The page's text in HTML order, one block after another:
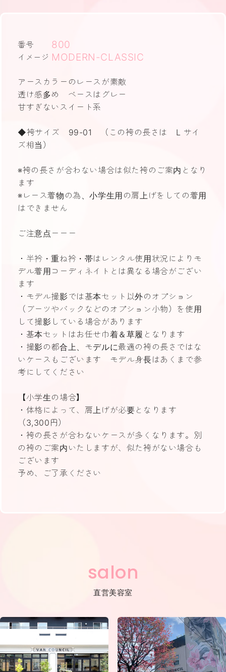
番号 800
イメージ MODERN-CLASSIC
アースカラーのレースが素敵
透け感多め ベースはグレー
甘すぎないスイート系
◆袴サイズ 99-01 （この袴の長さは L サイ
ズ相当）
※袴の長さが合わない場合は似た袴のご案内となり
ます
※レース着物の為、小学生用の肩上げをしての着用
はできません
ご注意点ーーー
・半衿・重ね衿・帯はレンタル使用状況によりモ
デル着用コーディネイトとは異なる場合がござい
ます
・モデル撮影では基本セット以外のオプション
（ブーツやバックなどのオプション小物）を使用
して撮影している場合があります
・基本セットはお任せ巾着＆草履となります
・撮影の都合上、モデルに最適の袴の長さではな
いケースもございます モデル身長はあくまで参
考にしてください
【小学生の場合】
・体格によって、肩上げが必要となります
（3,300円）
・袴の長さが合わないケースが多くなります。別
の袴のご案内いたしますが、似た袴がない場合も
ございます
予め、ご了承ください
salon
直営美容室